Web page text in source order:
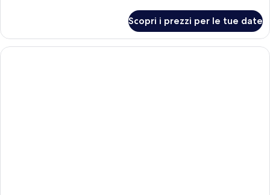
Scopri i prezzi per le tue date